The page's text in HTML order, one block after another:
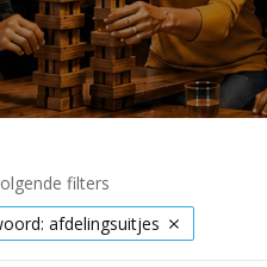
filters
afdelingsuitjes